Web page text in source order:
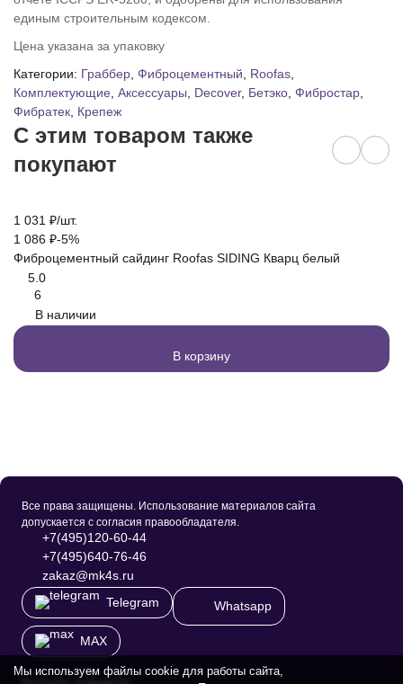
единым строительным кодексом.
Цена указана за упаковку
Категории: Граббер, Фиброцементный, Roofas,
Комплектующие, Аксессуары, Decover, Бетэко, Фибростар,
Фибратек, Крепеж
C этим товаром также
покупают
1 031 ₽/шт.
1 086 ₽-5%
Фиброцементный сайдинг Roofas SIDING Кварц белый
5.0
6
В наличии
В корзину
Все права защищены. Использование материалов сайта
допускается с согласия правообладателя.
+7(495)120-60-44
+7(495)640-76-46
zakaz@mk4s.ru
Telegram
Whatsapp
MAX
Мы используем файлы cookie для работы сайта,